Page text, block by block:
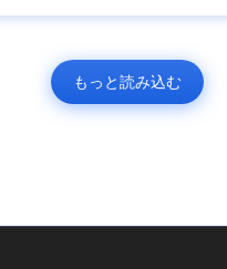
もっと読み込む